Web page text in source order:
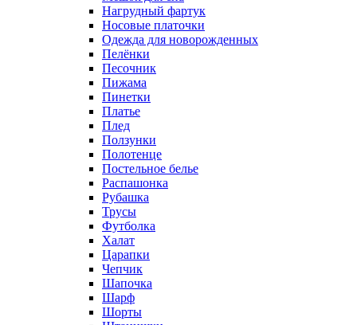
Нагрудный фартук
Носовые платочки
Одежда для новорожденных
Пелёнки
Песочник
Пижама
Пинетки
Платье
Плед
Ползунки
Полотенце
Постельное белье
Распашонка
Рубашка
Трусы
Футболка
Халат
Царапки
Чепчик
Шапочка
Шарф
Шорты